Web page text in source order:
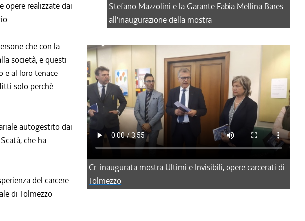
opere realizzate dai
che con la
società, e questi
e al loro tenace
solo perchè
autogestito dai
che ha
del carcere
di Tolmezzo
Stefano Mazzolini e la Garante Fabia Mellina Bares
all'inaugurazione della mostra
Cr: inaugurata mostra Ultimi e Invisibili, opere carcerati di
Tolmezzo